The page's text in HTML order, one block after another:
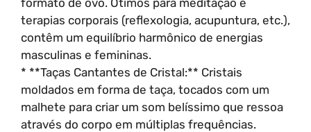
formato de ovo. Ótimos para meditação e
terapias corporais (reflexologia, acupuntura, etc.),
contêm um equilíbrio harmônico de energias
masculinas e femininas.
* **Taças Cantantes de Cristal:** Cristais
moldados em forma de taça, tocados com um
malhete para criar um som belíssimo que ressoa
através do corpo em múltiplas frequências.